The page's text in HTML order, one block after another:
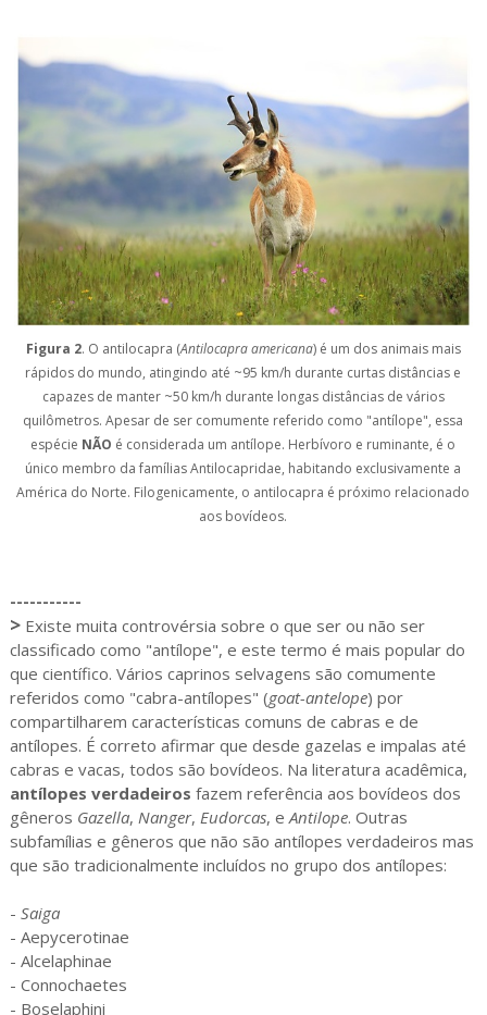
Figura 2. O antilocapra (Antilocapra americana) é um dos animais mais
rápidos do mundo, atingindo até ~95 km/h durante curtas distâncias e
capazes de manter ~50 km/h durante longas distâncias de vários
quilômetros. Apesar de ser comumente referido como "antílope", essa
espécie NÃO é considerada um antílope. Herbívoro e ruminante, é o
único membro dafamílias Antilocapridae, habitando exclusivamente a
América do Norte. Filogenicamente, o antilocapra é próximo relacionado
aos bovídeos.
-----------
>Existe muita controvérsia sobre o que ser ou não ser
classificado como "antílope", e este termo é mais popular do
que científico. Vários caprinos selvagens são comumente
referidos como "cabra-antílopes" (goat-antelope) por
compartilharem características comuns de cabras e de
antílopes. É correto afirmar que desde gazelas e impalas até
cabras e vacas, todos são bovídeos. Na literatura acadêmica,
antílopes verdadeiros fazem referência aos bovídeos dos
gêneros Gazella, Nanger, Eudorcas, eAntilope. Outras
subfamílias e gêneros que não são antílopes verdadeiros mas
que são tradicionalmente incluídos no grupo dos antílopes:
- Saiga
- Aepycerotinae
- Alcelaphinae
- Connochaetes
- Boselaphini